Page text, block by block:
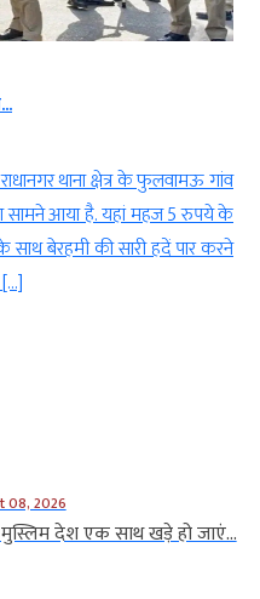
थाना क्षेत्र के फुलवामऊ गांव
सामने आया है. यहां महज 5 रुपये के
बेरहमी की सारी हदें पार करने
08, 2026
देश एक साथ खड़े हो जाएं...